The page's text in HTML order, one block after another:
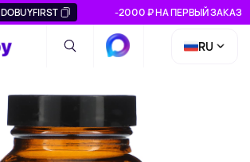
DOBUYFIRST -2000 ₽ НА ПЕРВЫЙ ЗАКАЗ
RU